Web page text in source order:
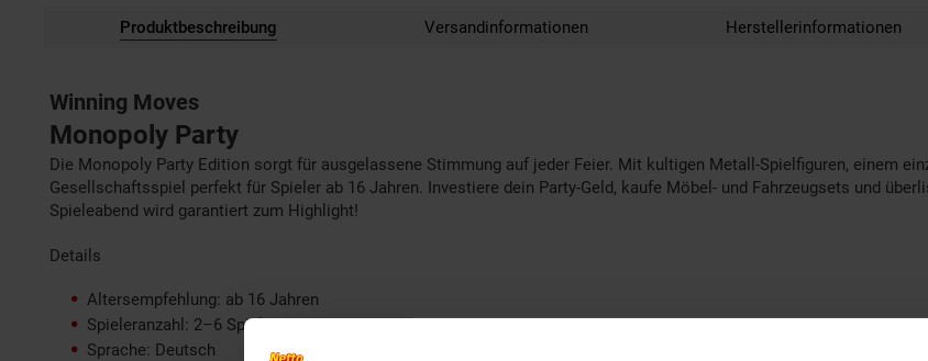
Produktbeschreibung Versandinformationen Herstellerinformationen
Winning Moves
Monopoly Party
Die Monopoly Party Edition sorgt für ausgelassene Stimmung auf jeder Feier. Mit kultigen Metall-Spielfiguren, einem
Gesellschaftsspiel perfekt für Spieler ab 16 Jahren. Investiere dein Party-Geld, kaufe Möbel- und Fahrzeugsets und
Spieleabend wird garantiert zum Highlight!
Details
Altersempfehlung: ab 16 Jahren
Spieleranzahl: 2–6 Spieler
Sprache: Deutsch